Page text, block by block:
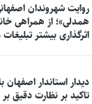
همدلی»؛ از همراهی
اثرگذاری بیشتر
دیدار استاندار
تاکید بر نظارت دقیق